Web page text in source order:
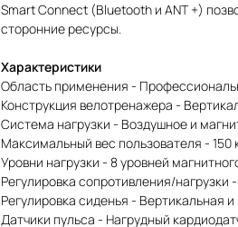
Smart Connect (Bluetooth и ANT +)
сторонние ресурсы.
Характеристики
Область применения -
Конструкция велотренажера -
Система нагрузки - Воздушное и
Максимальный вес пользователя - 150
Уровни нагрузки - 8 уровней
Регулировка сопротивления/нагрузки
Регулировка сиденья - Вертикальная
Датчики пульса - Нагрудный